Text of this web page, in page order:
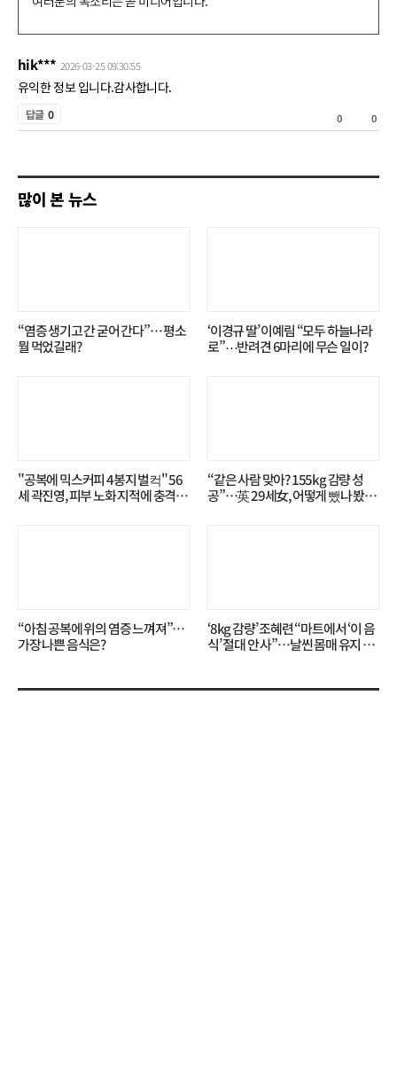
쓰
기
hik*** 2026-03-25 09:30:55
유익한 정보 입니다.감사합니다.
답글 0
공
0 0
많이 본 뉴스
“염증 생기고 간 굳어 간다”… 평소
뭘 먹었길래?
‘이경규 딸’ 이예림 “모두 하늘나라
로”⋯반려견 6마리에 무슨 일이?
"공복에 믹스커피 4봉지 벌컥" 56
세 곽진영, 피부 노화 지적에 충격…
“같은 사람 맞아? 155kg 감량 성
공”…英 29세女, 어떻게 뺐나 봤더
“아침 공복에 위의 염증 느껴져”…
가장 나쁜 음식은?
‘8kg 감량’ 조혜련 “마트에서 ‘이 음
식’ 절대 안 사”…날씬 몸매 유지 비